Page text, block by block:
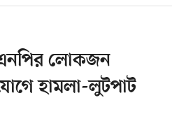
লোকজন
হামলা-লুটপাট